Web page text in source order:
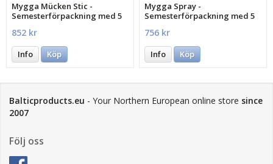
Mygga Mücken Stic -
Semesterförpackning med 5
852 kr
Info Köp
Mygga Spray -
Semesterförpackning med 5
756 kr
Info Köp
Balticproducts.eu - Your Northern European online store since
2007
Följ oss